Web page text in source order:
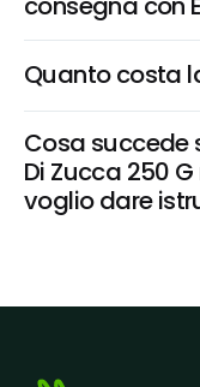
Quanto costa
Cosa succede
Di Zucca 250
voglio dare